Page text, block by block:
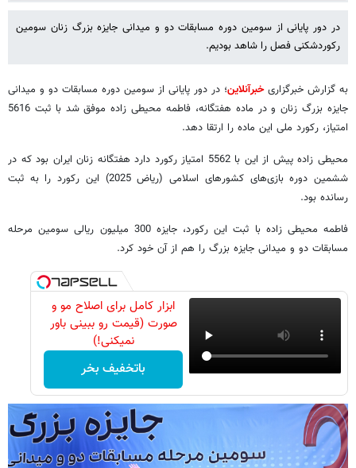
در دور پایانی از سومین دوره مسابقات دو و میدانی جایزه بزرگ زنان سومین
رکوردشکنی فصل را شاهد بودیم.
به گزارش خبرگزاریخبرآنلاین؛ در دور پایانی از سومین دوره مسابقات دو و میدانی
جایزه بزرگ زنان و در ماده هفتگانه، فاطمه محیطی زاده موفق شد با ثبت 5616
امتیاز، رکورد ملی این ماده را ارتقا دهد.
محیطی زاده پیش از این با 5562 امتیاز رکورد دارد هفتگانه زنان ایران بود که در
ششمین دوره بازی‌های کشورهای اسلامی (ریاض 2025) این رکورد را به ثبت
رسانده بود.
فاطمه محیطی زاده با ثبت این رکورد، جایزه 300 میلیون ریالی سومین مرحله
مسابقات دو و میدانی جایزه بزرگ را هم از آن خود کرد.
ابزار کامل برای اصلاح مو و
صورت (قیمت رو ببینی باور
نمیکنی!)
باتخفیف بخر